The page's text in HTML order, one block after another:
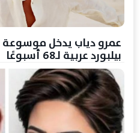
عمرو دياب يدخل موسوعة
بيلبورد عربية لـ68 أسبوعًا